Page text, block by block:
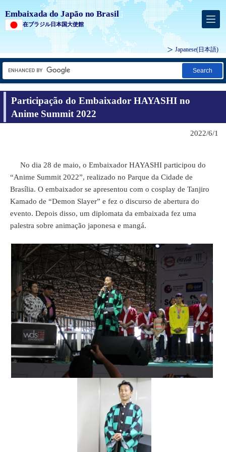
Embaixada do Japão no Brasil
在ブラジル日本国大使館
Japanese(日本語)
Search
Participação do Embaixador HAYASHI no
Anime Summit 2022
2022/6/1
No dia 28 de maio, o Embaixador HAYASHI participou do
“Anime Summit 2022”, realizado no Parque da Cidade de
Brasília. O embaixador se apresentou com o cosplay de Tanjiro
Kamado de “Demon Slayer” e fez o discurso de abertura do
evento. Depois disso, um diplomata da embaixada fez uma
palestra sobre animação japonesa e mangá.